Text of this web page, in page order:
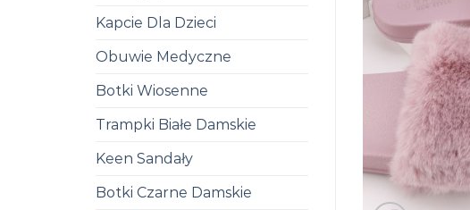
Kapcie Dla Dzieci
Obuwie Medyczne
Botki Wiosenne
Trampki Białe Damskie
Keen Sandały
Botki Czarne Damskie